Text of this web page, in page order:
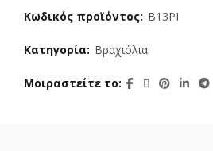
Κωδικός προϊόντος: B13PI
Κατηγορία: Βραχιόλια
Μοιραστείτε το